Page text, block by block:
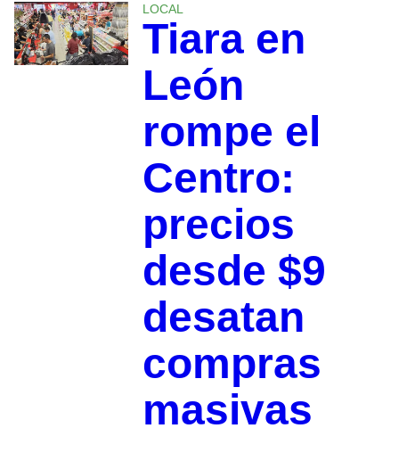
LOCAL
Tiara en
León
rompe el
Centro:
precios
desde $9
desatan
compras
masivas